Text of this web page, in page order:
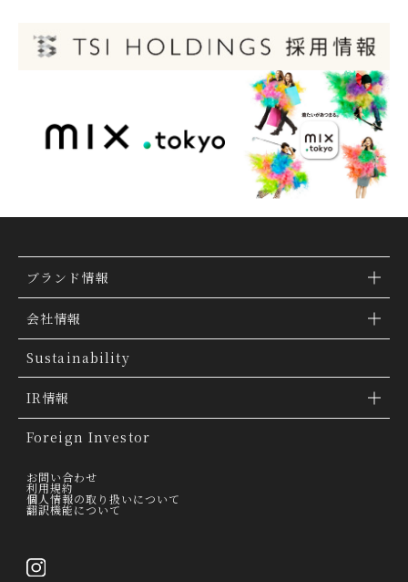
ブランド情報
ブランド検索
ブランドトピックス
「ファッションの力を信じよう」
THE MOVIE
会社情報
TSI トピックス
会社概要
会社沿革
グループ会社
経営理念
Sustainability
IR情報
IR情報
IR トピックス
IRライブラリー
Foreign Investor
お問い合わせ
利用規約
個人情報の取り扱いについて
翻訳機能について